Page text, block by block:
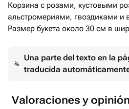
Корзина с розами, кустовыми
альстромериями, гвоздиками и
Размер букета около 30 см в
Una parte del texto en la
traducida
Valoraciones y opinión